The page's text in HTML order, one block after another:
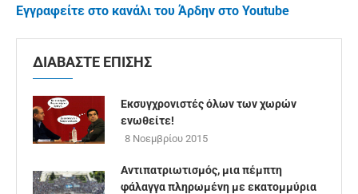
Εγγραφείτε στο κανάλι του Άρδην στο Youtube
ΔΙΑΒΑΣΤΕ ΕΠΙΣΗΣ
Εκσυγχρονιστές όλων των χωρών
ενωθείτε!
8 Νοεμβρίου 2015
Αντιπατριωτισμός, μια πέμπτη
φάλαγγα πληρωμένη με εκατομμύρια